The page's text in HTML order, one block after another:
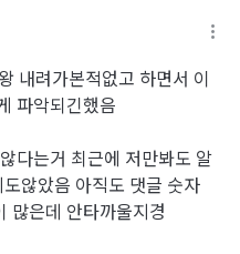
내려가본적없고 하면서 이
파악되긴했음
다는거 최근에 저만봐도 알
않았음 아직도 댓글 숫자
많은데 안타까울지경